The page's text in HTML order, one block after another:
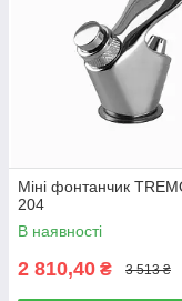
Міні фонтанчик
204
В наявності
2 810,40 ₴ 3 513 ₴